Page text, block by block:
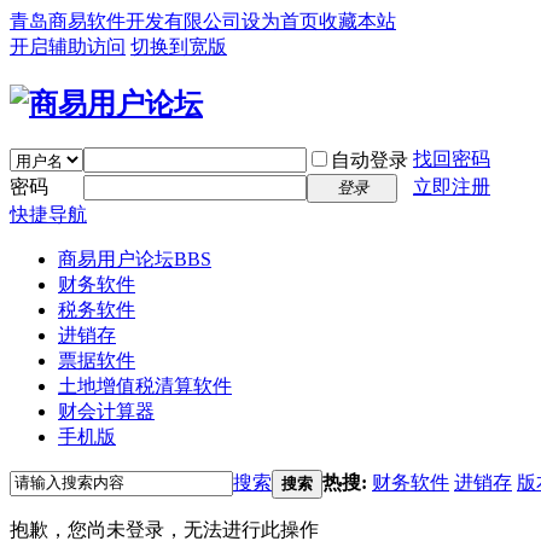
青岛商易软件开发有限公司 设为首页收藏本站
开启辅助访问 切换到宽版
自动登录 找回密码
密码
登录
立即注册
快捷导航
商易用户论坛BBS
财务软件
税务软件
进销存
票据软件
土地增值税清算软件
财会计算器
手机版
搜索 搜索 热搜: 财务软件 进销存 版
抱歉，您尚未登录，无法进行此操作